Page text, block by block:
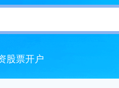
股票开户